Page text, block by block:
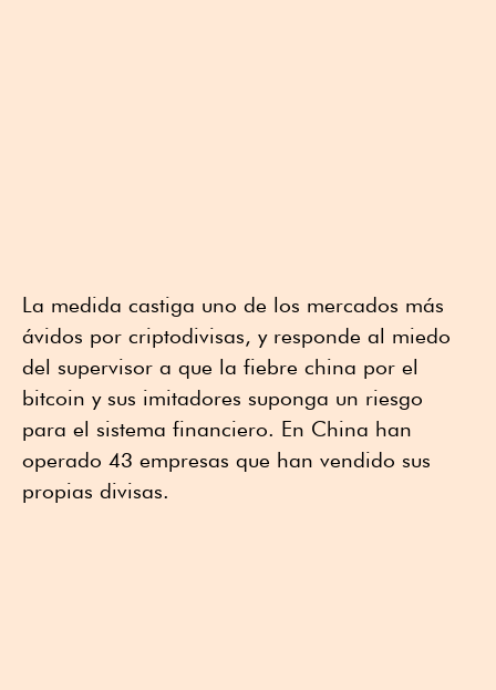
La medida castiga uno de los mercados más
ávidos por criptodivisas, y responde al miedo
del supervisor a que la fiebre china por el
bitcoin y sus imitadores suponga un riesgo
para el sistema financiero. En China han
operado 43 empresas que han vendido sus
propias divisas.